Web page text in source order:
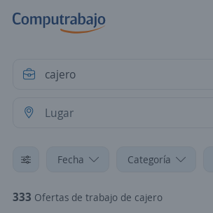
Fecha Categoría
333 Ofertas de trabajo de cajero